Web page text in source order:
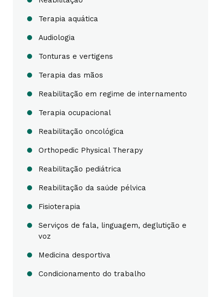
Terapia aquática
Audiologia
Tonturas e vertigens
Terapia das mãos
Reabilitação em regime de internamento
Terapia ocupacional
Reabilitação oncológica
Orthopedic Physical Therapy
Reabilitação pediátrica
Reabilitação da saúde pélvica
Fisioterapia
Serviços de fala, linguagem, deglutição e
voz
Medicina desportiva
Condicionamento do trabalho